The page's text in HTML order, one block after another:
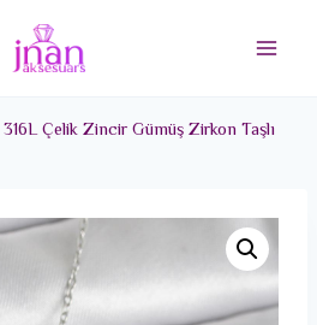
316L Çelik Zincir Gümüş Zirkon Taşlı